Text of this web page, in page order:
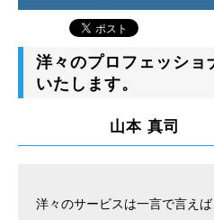
洋々のプロフェッショ
いたします。
山本 真司
洋々のサービスは一言で言え